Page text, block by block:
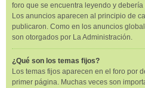
foro que se encuentra leyendo y
Los anuncios aparecen al principio de
publicaron. Como en los anuncios
son otorgados por La Administración.
¿Qué son los temas fijos?
Los temas fijos aparecen en el foro por
primer página. Muchas veces son